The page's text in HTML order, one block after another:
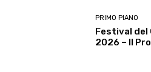
PRIMO PIANO
Festival del
2026 – Il